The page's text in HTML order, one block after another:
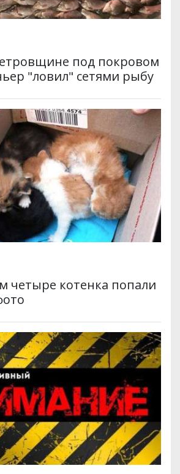
под покровом
"ловил" сетями рыбу
четыре котенка попали